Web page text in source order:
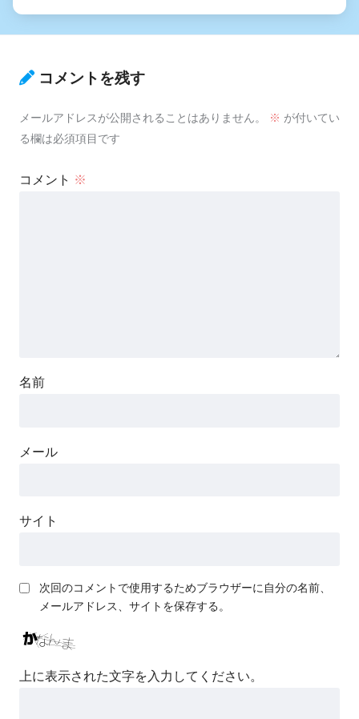
コメントを残す
メールアドレスが公開されることはありません。 ※ が付いてい
る欄は必須項目です
コメント ※
名前
メール
サイト
次回のコメントで使用するためブラウザーに自分の名前、
メールアドレス、サイトを保存する。
上に表示された文字を入力してください。